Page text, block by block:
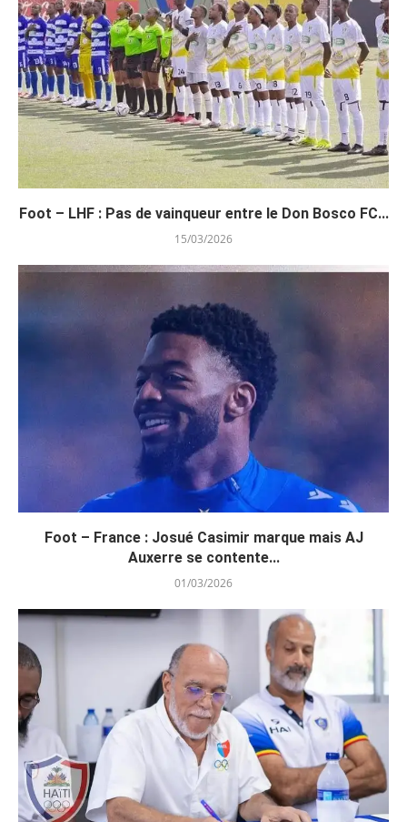
Foot – LHF : Pas de vainqueur entre le Don Bosco FC...
15/03/2026
Foot – France : Josué Casimir marque mais AJ
Auxerre se contente...
01/03/2026